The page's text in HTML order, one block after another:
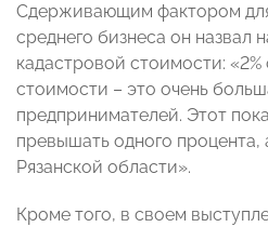
Сдерживающим фактором
среднего бизнеса он назвал
кадастровой стоимости:
стоимости – это очень
предпринимателей. Этот
превышать одного процента,
Рязанской области».
Кроме того, в своем